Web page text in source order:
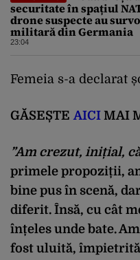
securitate în spațiul
drone suspecte au
militară din Germania
23:04
Femeia s-a declarat
GĂSEȘTE AICI MAI
”Am crezut, inițial,
primele propoziții,
bine pus în scenă,
diferit. Însă, cu cât
înțeles unde bate.
fost uluită,